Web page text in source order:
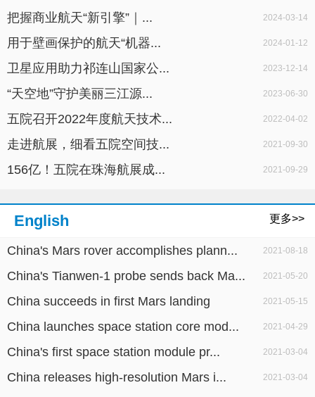
把握商业航天“新引擎”｜... 2024-03-14
用于壁画保护的航天“机器... 2024-01-12
卫星应用助力祁连山国家公... 2023-12-14
“天空地”守护美丽三江源... 2023-06-30
五院召开2022年度航天技术... 2022-04-02
走进航展，细看五院空间技... 2021-09-30
156亿！五院在珠海航展成... 2021-09-29
English 更多>>
China's Mars rover accomplishes plann... 2021-08-18
China's Tianwen-1 probe sends back Ma... 2021-05-20
China succeeds in first Mars landing 2021-05-15
China launches space station core mod... 2021-04-29
China's first space station module pr... 2021-03-04
China releases high-resolution Mars i... 2021-03-04